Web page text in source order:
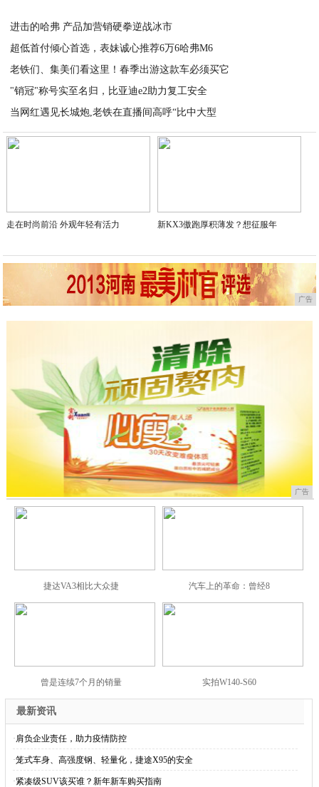
进击的哈弗 产品加营销硬拳逆战冰市
超低首付倾心首选，表妹诚心推荐6万6哈弗M6
老铁们、集美们看这里！春季出游这款车必须买它
"销冠"称号实至名归，比亚迪e2助力复工安全
当网红遇见长城炮,老铁在直播间高呼“比中大型
2020-03-16
走在时尚前沿 外观年轻有活力 新KX3傲跑厚积薄发？想征服年
广告
广告
捷达VA3相比大众捷 汽车上的革命：曾经8
曾是连续7个月的销量 实拍W140-S60
最新资讯
·肩负企业责任，助力疫情防控
·笼式车身、高强度钢、轻量化，捷途X95的安全
·紧凑级SUV该买谁？新年新车购买指南